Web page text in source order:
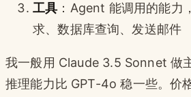
工具 ：Agent 能调用的能力
求、数据库查询、发送邮件
我一般用 Claude 3.5 Sonnet 做
推理能力比 GPT-4o 稳一些。价